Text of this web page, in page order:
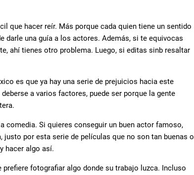
que hacer reír. Más porque cada quien tiene un sentido
darle una guía a los actores. Además, si te equivocas
ahí tienes otro problema. Luego, si editas sinb resaltar
es que ya hay una serie de prejuicios hacia este
a varios factores, puede ser porque la gente
comedia. Si quieres conseguir un buen actor famoso,
por esta serie de películas que no son tan buenas o
hacer algo así.
fotografiar algo donde su trabajo luzca. Incluso